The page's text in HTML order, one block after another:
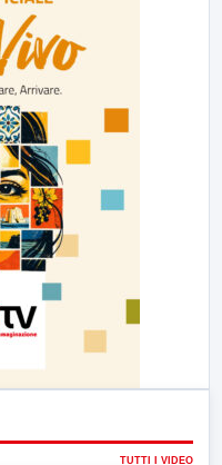
TUTTI I VIDEO